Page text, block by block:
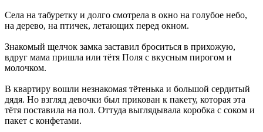
Села на табуретку и долго смотрела в окно на голубое небо,
на дерево, на птичек, летающих перед окном.
Знакомый щелчок замка заставил броситься в прихожую,
вдруг мама пришла или тётя Поля с вкусным пирогом и
молочком.
В квартиру вошли незнакомая тётенька и большой сердитый
дядя. Но взгляд девочки был прикован к пакету, которая эта
тётя поставила на пол. Оттуда выглядывала коробка с соком и
пакет с конфетами.